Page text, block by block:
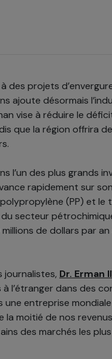
des projets
ajoute désormais
vise à réduire le
que la région offrira
l’un des plus grands
rapidement sur
(PP) et le
du secteur
de dollars par
journalistes, Dr. Erman
l’étranger dans des
une entreprise
la moitié de nos
des marchés les